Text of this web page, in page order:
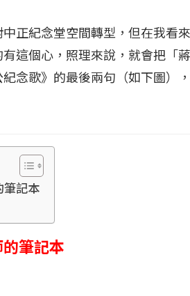
正紀念堂空間轉型，但在我看
這個心，照理來說，就會把「
念歌》的最後兩句（如下圖）
筆記本
筆記本